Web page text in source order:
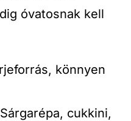
óvatosnak kell
könnyen
cukkini,